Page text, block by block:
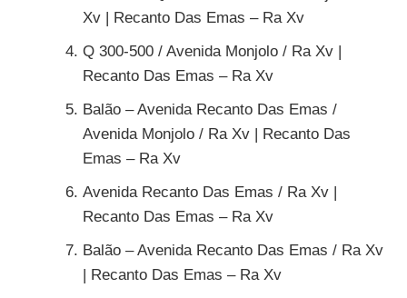
Xv | Recanto Das Emas – Ra Xv
Q 300-500 / Avenida Monjolo / Ra Xv |
Recanto Das Emas – Ra Xv
Balão – Avenida Recanto Das Emas /
Avenida Monjolo / Ra Xv | Recanto Das
Emas – Ra Xv
Avenida Recanto Das Emas / Ra Xv |
Recanto Das Emas – Ra Xv
Balão – Avenida Recanto Das Emas / Ra Xv
| Recanto Das Emas – Ra Xv